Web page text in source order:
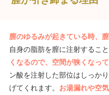
膣のゆるみが起きている時、
自身の脂肪を膣に注射すること
くなるので、空間が狭くなっ
ン酸を注射した部位はしっか
げてくれます。 お湯漏れや空